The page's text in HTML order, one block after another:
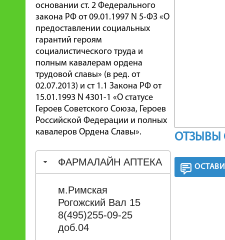
основании ст. 2 Федерального
закона РФ от 09.01.1997 N 5-ФЗ «О
предоставлении социальных
гарантий героям
социалистического труда и
полным кавалерам ордена
трудовой славы» (в ред. от
02.07.2013) и ст 1.1 Закона РФ от
15.01.1993 N 4301-1 «О статусе
Героев Советского Союза, Героев
Российской Федерации и полных
кавалеров Ордена Славы».
ФАРМАЛАЙН АПТЕКА
м.Римская
Рогожский Вал 15
8(495)255-09-25
доб.04
ОТЗЫВЫ